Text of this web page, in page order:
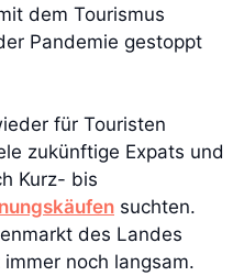
dem Tourismus
Pandemie gestoppt
für Touristen
zukünftige Expats und
Kurz- bis
suchten.
des Landes
noch langsam.